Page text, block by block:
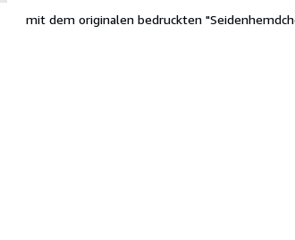
mit dem originalen bedruckten